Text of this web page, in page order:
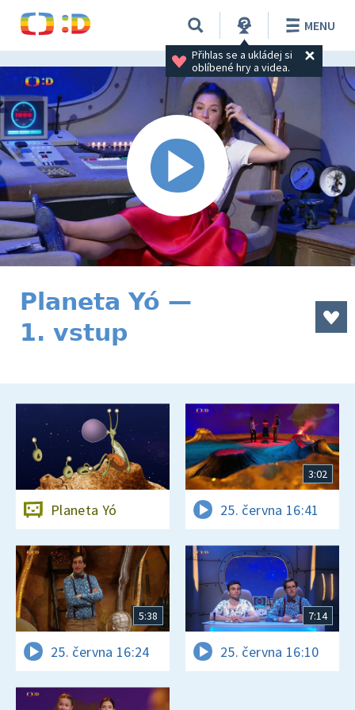
Přihlas se a ukládej si
oblíbené hry a videa.
MENU
Planeta Yó —
1. vstup
Planeta Yó
3:02
25. června 16:41
5:38
25. června 16:24
7:14
25. června 16:10